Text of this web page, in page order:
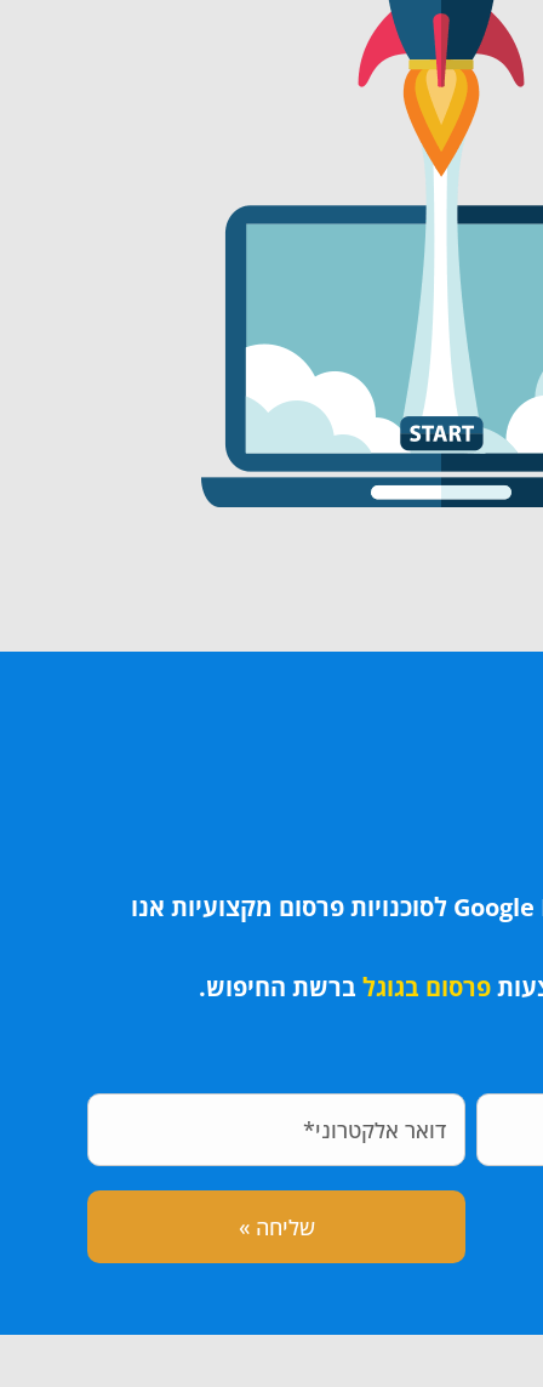
כחברה מוסמכת מטעם גוגל אדס וחברה בתכנית השותפים Google Partners לסוכנויות פרסום מקצועיות אנו
פרסום בגוגל ברשת החיפוש.